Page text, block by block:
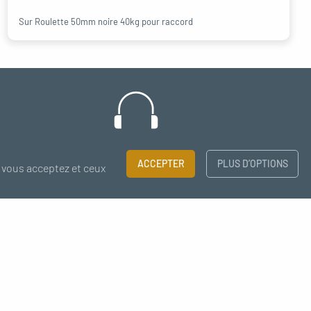
Sur Roulette 50mm noire 40kg pour raccord
Support
acceptez et ceux
ACCEPTER PLUS D’OPTIONS